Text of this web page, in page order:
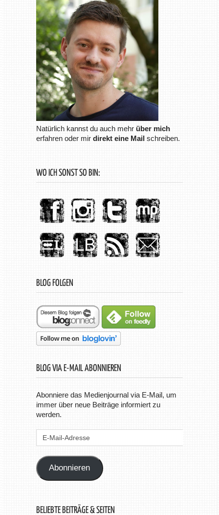
Natürlich kannst du auch mehr über mich
erfahren oder mir direkt eine Mailschreiben.
WO ICH SONST SO BIN:
BLOG FOLGEN
BLOG VIA E-MAIL ABONNIEREN
Abonniere das Medienjournal via E-Mail, um
immer über neue Beiträge informiert zu
werden.
Abonnieren
BELIEBTE BEITRÄGE & SEITEN